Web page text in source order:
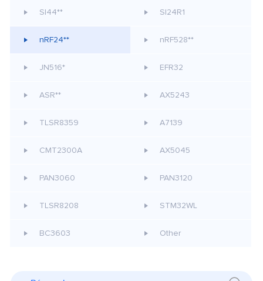
SI44** SI24R1
nRF24** nRF528**
JN516* EFR32
ASR** AX5243
TLSR8359 A7139
CMT2300A AX5045
PAN3060 PAN3120
TLSR8208 STM32WL
BC3603 Other